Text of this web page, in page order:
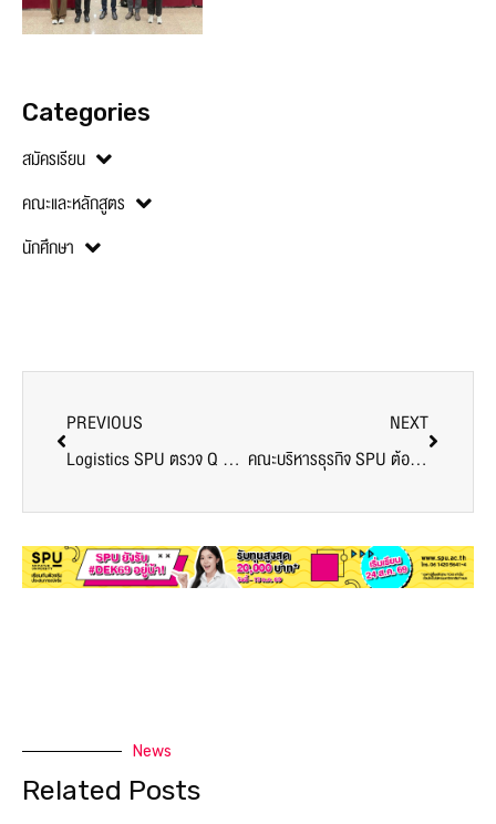
Categories
สมัครเรียน
คณะและหลักสูตร
นักศึกษา
PREVIOUS
Logistics SPU ตรวจ Q Mark หนุนมาตรฐานโลจิสติกส์ไทย
NEXT
คณะบริหารธุรกิจ SPU ต้อนรับ #Dek69 จุดประกายฝันเส้นทางอนาคตใน CAMPUS VISIT DAY
News
Related Posts